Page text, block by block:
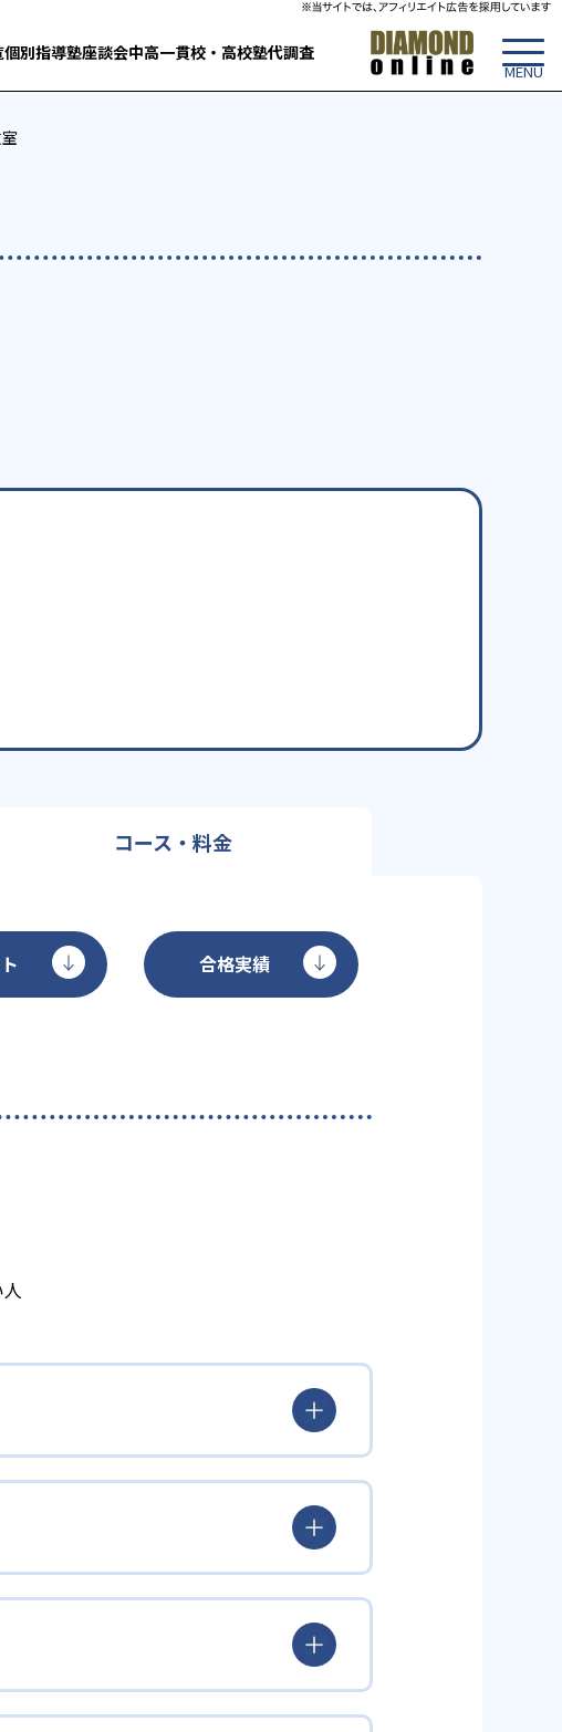
個別指導塾座談会中高一貫校・高校塾代調査
コース・料金
合格実績
検®対策にも対応する。
どもが楽しみながら英語環境に没入でき
セサミストリートのキャラクターと一